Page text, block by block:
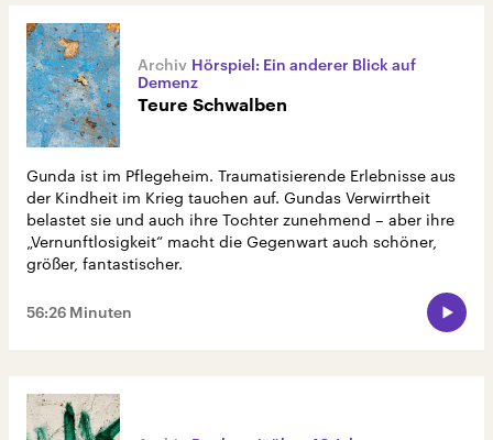
Hörspiel: Ein anderer Blick auf
Demenz
Teure Schwalben
Gunda ist im Pflegeheim. Traumatisierende Erlebnisse aus
der Kindheit im Krieg tauchen auf. Gundas Verwirrtheit
belastet sie und auch ihre Tochter zunehmend – aber ihre
„Vernunftlosigkeit“ macht die Gegenwart auch schöner,
größer, fantastischer.
56:26 Minuten